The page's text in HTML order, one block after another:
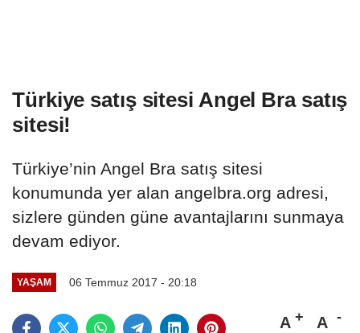
Türkiye satış sitesi Angel Bra satış
sitesi!
Türkiye’nin Angel Bra satış sitesi
konumunda yer alan angelbra.org adresi,
sizlere günden güne avantajlarını sunmaya
devam ediyor.
YAŞAM 06 Temmuz 2017 - 20:18
A A